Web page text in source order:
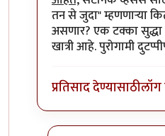
तन से जुदा" म्हणणाऱ्या
असणार? एक टक्का सुद्धा
खात्री आहे. पुरोगामी
प्रतिसाद देण्यासाठी